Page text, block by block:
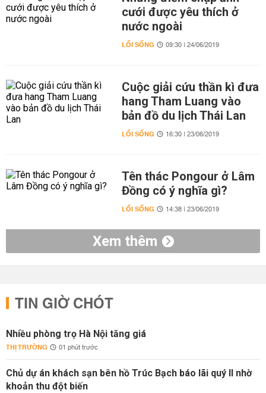
cưới được yêu thích ở
nước ngoài
LỐI SỐNG 09:30 | 24/06/2019
Cuộc giải cứu thần kì đưa
hang Tham Luang vào
bản đồ du lịch Thái Lan
LỐI SỐNG 16:30 | 23/06/2019
Tên thác Pongour ở Lâm
Đồng có ý nghĩa gì?
LỐI SỐNG 14:38 | 23/06/2019
Xem thêm
TIN GIỜ CHÓT
Nhiều phòng trọ Hà Nội tăng giá
THỊ TRƯỜNG 01 phút trước
Chủ dự án khách sạn bên hồ Trúc Bạch báo lãi quý II nhờ
khoản thu đột biến